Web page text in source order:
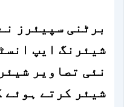
برٹنی سپیئرز
شیئرنگ ایپ
نئی تصاویر
شیئر کرتے ہوئے